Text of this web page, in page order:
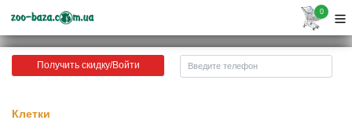
0
Получить скидку/Войти
Клетки